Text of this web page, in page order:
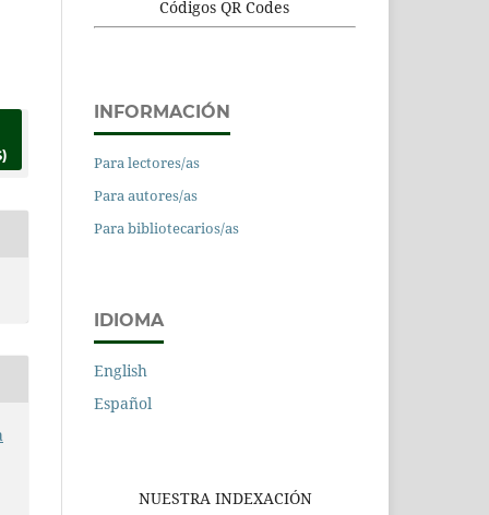
INFORMACIÓN
Para lectores/as
Para autores/as
Para bibliotecarios/as
IDIOMA
English
Español
NUESTRA INDEXACIÓN